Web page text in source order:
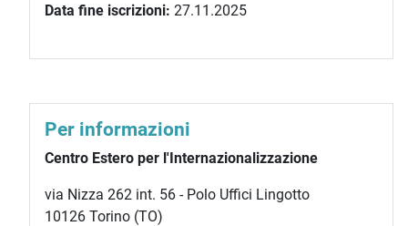
Data fine iscrizioni: 27.11.2025
Per informazioni
Centro Estero per l'Internazionalizzazione
via Nizza 262 int. 56 - Polo Uffici Lingotto
10126 Torino (TO)